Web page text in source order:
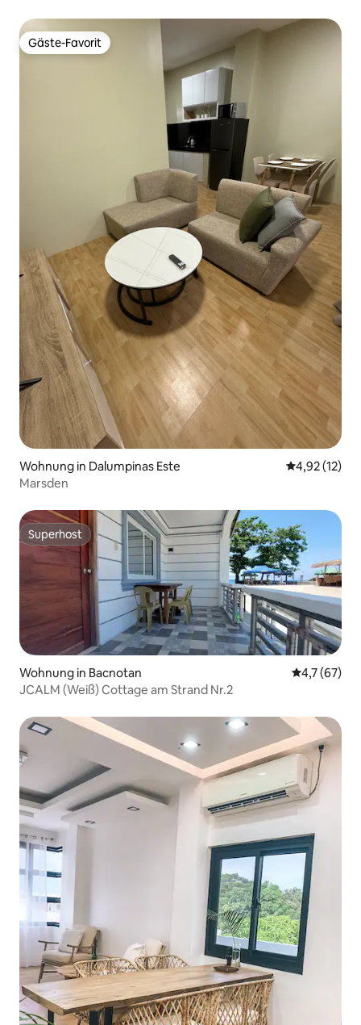
Gäste-Favorit
Gäste-Favorit
Wohnung in Dalumpinas Este
4,92 (12)
Marsden
Superhost
Superhost
Wohnung in Bacnotan
4,7 (67)
JCALM (Weiß) Cottage am Strand Nr.2